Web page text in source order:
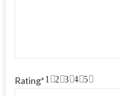
Rating* 5
4
3
2
1